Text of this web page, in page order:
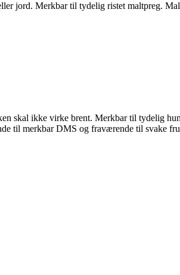
jord. Merkbar til tydelig ristet maltpreg.
skal ikke virke brent. Merkbar til tydelig
til merkbar DMS og fraværende til svake